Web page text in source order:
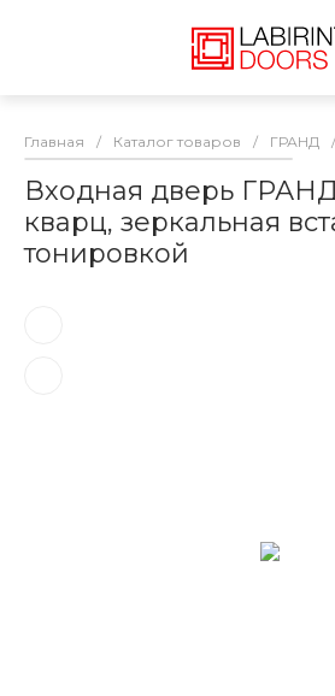
Главная / Каталог товаров / ГРАНД /
Входная дверь
кварц, зеркальная
тонировкой